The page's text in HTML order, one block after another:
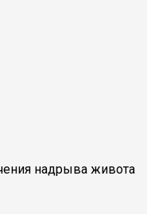
надрыва живота